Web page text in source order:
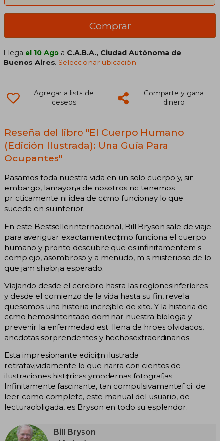
Comprar
Llega el 10 Ago a C.A.B.A., Ciudad Autónoma de
Buenos Aires.Seleccionar ubicación
Agregar a lista de
deseos
Comparte y gana
dinero
Reseña del libro "El Cuerpo Humano
(Edición Ilustrada): Una Guía Para
Ocupantes"
Pasamos toda nuestra vida en un solo cuerpo y, sin
embargo, lamayor¡a de nosotros no tenemos
pr cticamente ni idea de c¢mo funcionay lo que
sucede en su interior.
En este Bestsellerinternacional, Bill Bryson sale de viaje
para averiguar exactamentec¢mo funciona el cuerpo
humano y pronto descubre que es infinitamentem s
complejo, asombroso y a menudo, m s misterioso de lo
que jam shabr¡a esperado.
Viajando desde el cerebro hasta las regionesinferiores
y desde el comienzo de la vida hasta su fin, revela
quesomos una historia incre¡ble de xito. Y la historia de
c¢mo hemosintentado dominar nuestra biolog¡a y
prevenir la enfermedad est llena de hroes olvidados,
ancdotas sorprendentes y hechosextraordinarios.
Esta impresionante edici¢n ilustrada
retratav¡vidamente lo que narra con cientos de
ilustraciones hist¢ricas ymodernas fotograf¡as.
Infinitamente fascinante, tan compulsivamentef cil de
leer como completo, este manual del usuario, de
lecturaobligada, es Bryson en todo su esplendor.
Bill Bryson